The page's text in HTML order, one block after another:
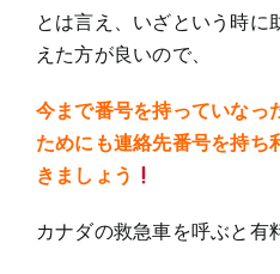
とは言え、いざという時に
えた方が良いので、
今まで番号を持っていなっ
ためにも連絡先番号を持ち
きましょう
カナダの救急車を呼ぶと有